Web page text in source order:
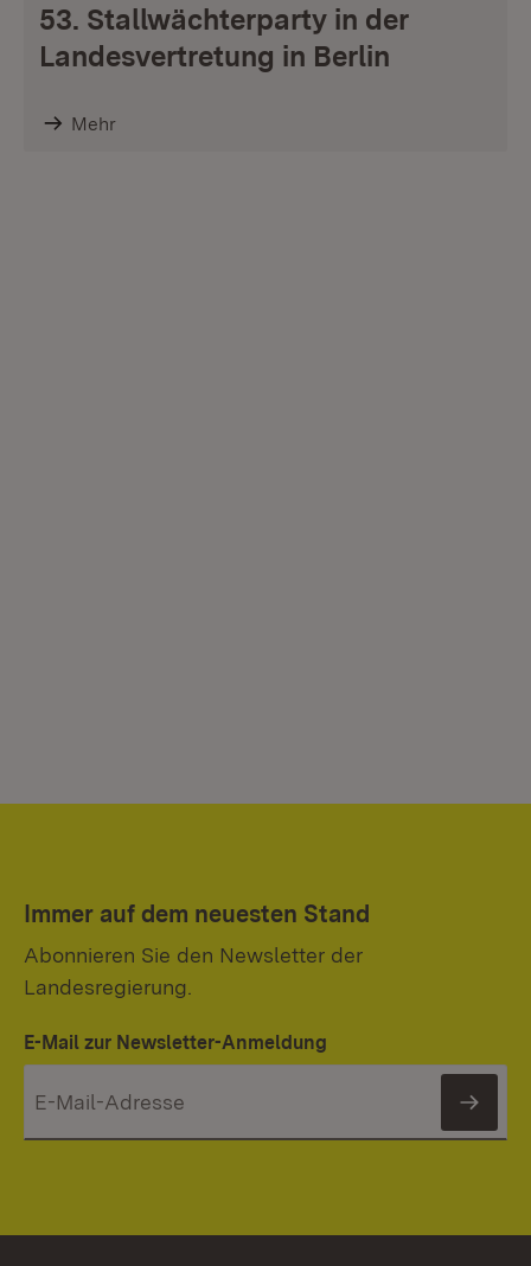
53. Stallwächterparty in der
Landesvertretung in Berlin
Mehr
Immer auf dem neuesten Stand
Abonnieren Sie den Newsletter der
Landesregierung.
E-Mail zur Newsletter-Anmeldung